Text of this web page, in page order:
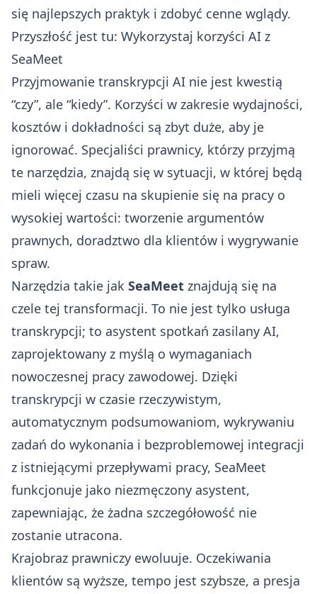
się najlepszych praktyk i zdobyć cenne wglądy.
Przyszłość jest tu: Wykorzystaj korzyści AI z
SeaMeet
Przyjmowanie transkrypcji AI nie jest kwestią
“czy”, ale “kiedy”. Korzyści w zakresie wydajności,
kosztów i dokładności są zbyt duże, aby je
ignorować. Specjaliści prawnicy, którzy przyjmą
te narzędzia, znajdą się w sytuacji, w której będą
mieli więcej czasu na skupienie się na pracy o
wysokiej wartości: tworzenie argumentów
prawnych, doradztwo dla klientów i wygrywanie
spraw.
Narzędzia takie jak SeaMeet znajdują się na
czele tej transformacji. To nie jest tylko usługa
transkrypcji; to asystent spotkań zasilany AI,
zaprojektowany z myślą o wymaganiach
nowoczesnej pracy zawodowej. Dzięki
transkrypcji w czasie rzeczywistym,
automatycznym podsumowaniom, wykrywaniu
zadań do wykonania i bezproblemowej integracji
z istniejącymi przepływami pracy, SeaMeet
funkcjonuje jako niezmęczony asystent,
zapewniając, że żadna szczegółowość nie
zostanie utracona.
Krajobraz prawniczy ewoluuje. Oczekiwania
klientów są wyższe, tempo jest szybsze, a presja